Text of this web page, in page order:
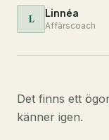
L Linnéa
Affärscoach
Det finns ett
känner igen.